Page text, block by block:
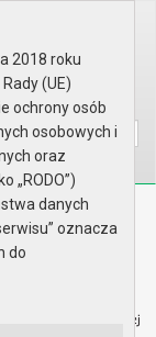
na stronie:
Gryfinie
2018 roku
(UE)
ochrony osób
osobowych i
oraz
„RODO”)
danych
oznacza
do